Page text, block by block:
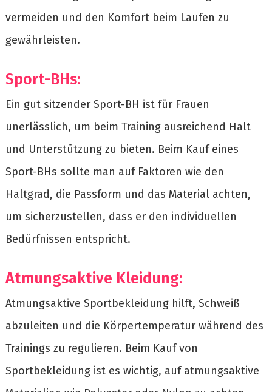
vermeiden und den Komfort beim Laufen zu
gewährleisten.
Sport-BHs:
Ein gut sitzender Sport-BH ist für Frauen
unerlässlich, um beim Training ausreichend Halt
und Unterstützung zu bieten. Beim Kauf eines
Sport-BHs sollte man auf Faktoren wie den
Haltgrad, die Passform und das Material achten,
um sicherzustellen, dass er den individuellen
Bedürfnissen entspricht.
Atmungsaktive Kleidung:
Atmungsaktive Sportbekleidung hilft, Schweiß
abzuleiten und die Körpertemperatur während des
Trainings zu regulieren. Beim Kauf von
Sportbekleidung ist es wichtig, auf atmungsaktive